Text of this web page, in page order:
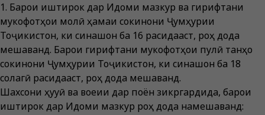
1. Барои иштирок дар Иқдоми мазкур ва гирифтани
мукофотҳои молӣ ҳамаи сокинони Ҷумҳурии
Тоҷикистон, ки синашон ба 16 расидааст, роҳ дода
мешаванд. Барои гирифтани мукофотҳои пулӣ танҳо
сокинони Ҷумҳурии Тоҷикистон, ки синашон ба 18
солагӣ расидааст, роҳ дода мешаванд.
Шахсони ҳуқуқӣ ва воқеии дар поён зикргардида, барои
иштирок дар Иқдоми мазкур роҳ дода намешаванд: